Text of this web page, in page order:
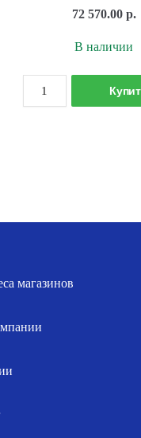
72 570.00 р.
В наличии
товара
магазинов